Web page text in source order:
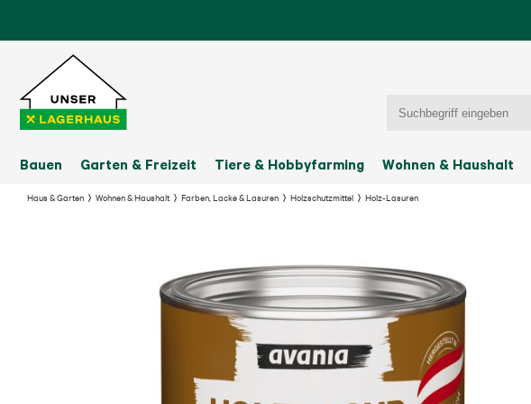
Bauen Garten & Freizeit Tiere & Hobbyfarming Wohnen & Haushalt
Haus & Garten Wohnen & Haushalt Farben, Lacke & Lasuren Holzschutzmittel Holz-Lasuren